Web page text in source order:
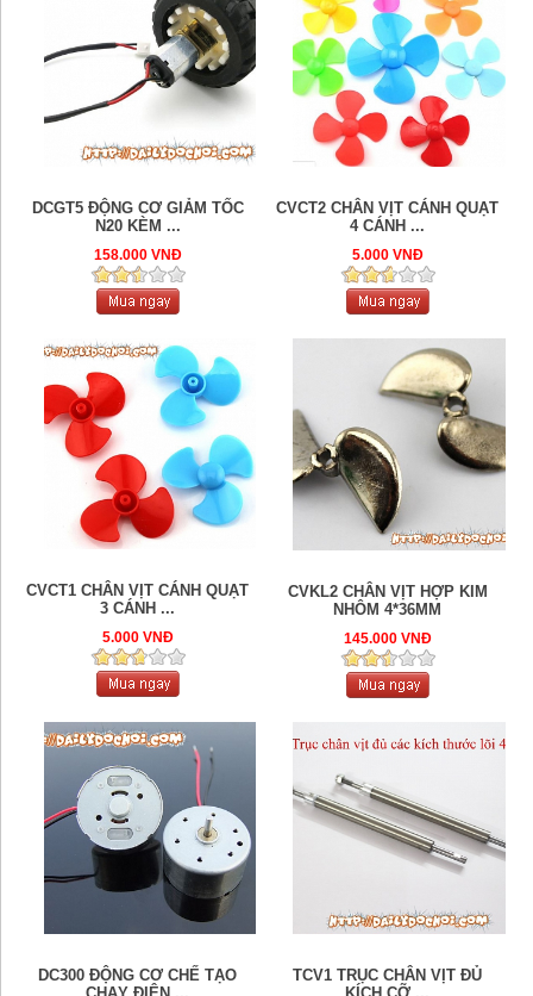
DCGT5 ĐỘNG CƠ GIẢM TỐC
N20 KÈM ...
158.000 VNĐ
CVCT2 CHÂN VỊT CÁNH QUẠT
4 CÁNH ...
5.000 VNĐ
CVCT1 CHÂN VỊT CÁNH QUẠT
3 CÁNH ...
5.000 VNĐ
CVKL2 CHÂN VỊT HỢP KIM
NHÔM 4*36MM
145.000 VNĐ
DC300 ĐỘNG CƠ CHẾ TẠO
TCV1 TRỤC CHÂN VỊT ĐỦ